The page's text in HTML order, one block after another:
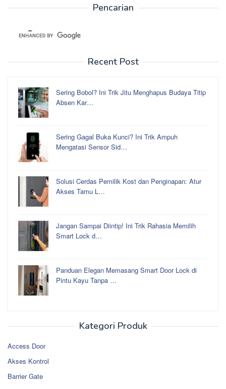
Pencarian
Recent Post
Sering Bobol? Ini Trik Jitu Menghapus Budaya Titip
Absen Kar…
Sering Gagal Buka Kunci? Ini Trik Ampuh
Mengatasi Sensor Sid…
Solusi Cerdas Pemilik Kost dan Penginapan: Atur
Akses Tamu L…
Jangan Sampai Diintip! Ini Trik Rahasia Memilih
Smart Lock d…
Panduan Elegan Memasang Smart Door Lock di
Pintu Kayu Tanpa …
Kategori Produk
Access Door
Akses Kontrol
Barrier Gate